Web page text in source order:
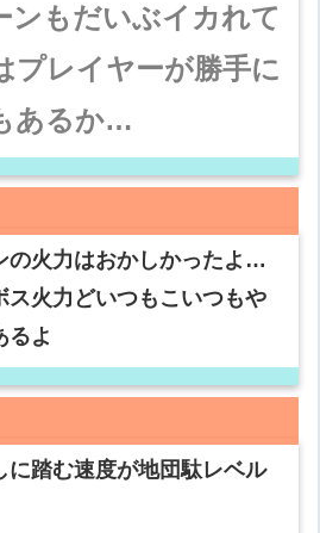
ンもだいぶイカれて
プレイヤーが勝手に
あるか…
の火力はおかしかったよ…
ス火力どいつもこいつもや
るよ
に踏む速度が地団駄レベル